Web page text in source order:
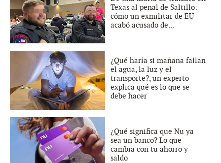
Texas al penal de Saltillo:
cómo un exmilitar de EU
acabó acusado de...
¿Qué haría si mañana fallan
el agua, la luz y el
transporte?, un experto
explica qué es lo que se
debe hacer
¿Qué significa que Nu ya
sea un banco? Lo que
cambia con tu ahorro y
saldo